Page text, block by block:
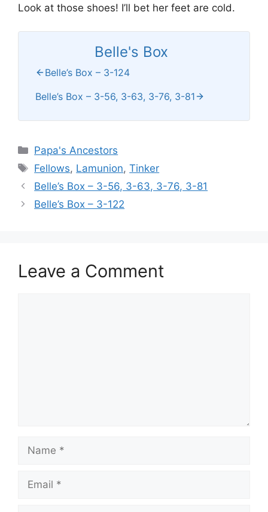
Look at those shoes! I’ll bet her feet are cold.
Belle's Box
Belle’s Box – 3-124
Belle’s Box – 3-56, 3-63, 3-76, 3-81
Categories
Papa's Ancestors
Tags
Fellows, Lamunion,Tinker
Belle’s Box – 3-56, 3-63, 3-76, 3-81
Belle’s Box – 3-122
Leave a Comment